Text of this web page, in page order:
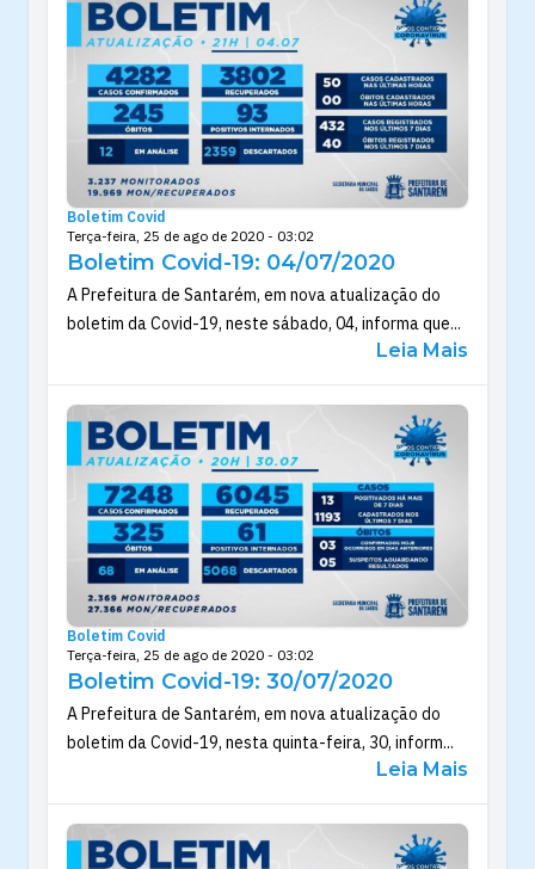
Boletim Covid
Terça-feira, 25 de ago de 2020 - 03:02
Boletim Covid-19: 04/07/2020
A Prefeitura de Santarém, em nova atualização do
boletim da Covid-19, neste sábado, 04, informa que...
Leia Mais
Boletim Covid
Terça-feira, 25 de ago de 2020 - 03:02
Boletim Covid-19: 30/07/2020
A Prefeitura de Santarém, em nova atualização do
boletim da Covid-19, nesta quinta-feira, 30, inform...
Leia Mais